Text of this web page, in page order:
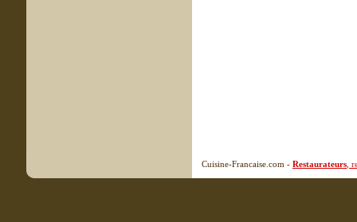
Cuisine-Francaise.com - Restaurateurs ,